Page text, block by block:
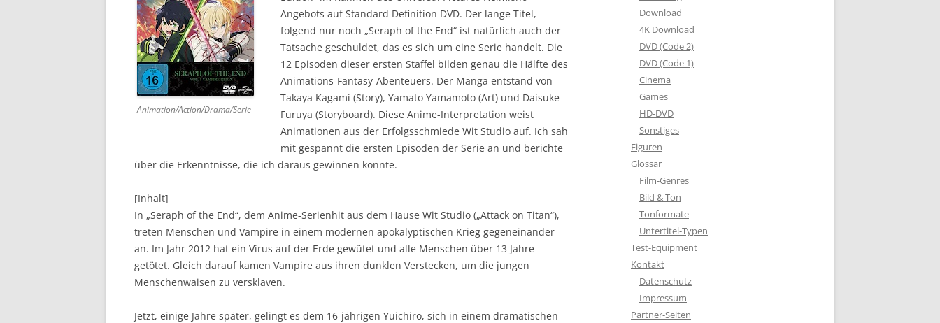
CINEMA
GAMES
HD-DVD
SONSTIGES
Animation/Action/Drama/Serie
Angebots auf Standard Definition DVD. Der lange Titel,
folgend nur noch „Seraph of the End“ ist natürlich auch der
Tatsache geschuldet, das es sich um eine Serie handelt. Die
12 Episoden dieser ersten Staffel bilden genau die Hälfte des
Animations-Fantasy-Abenteuers. Der Manga entstand von
Takaya Kagami (Story), Yamato Yamamoto (Art) und Daisuke
Furuya (Storyboard). Diese Anime-Interpretation weist
Animationen aus der Erfolgsschmiede Wit Studio auf. Ich sah
mit gespannt die ersten Episoden der Serie an und berichte
über die Erkenntnisse, die ich daraus gewinnen konnte.
[Inhalt]
In „Seraph of the End“, dem Anime-Serienhit aus dem Hause Wit Studio („Attack on Titan“),
treten Menschen und Vampire in einem modernen apokalyptischen Krieg gegeneinander
an. Im Jahr 2012 hat ein Virus auf der Erde gewütet und alle Menschen über 13 Jahre
getötet. Gleich darauf kamen Vampire aus ihren dunklen Verstecken, um die jungen
Menschenwaisen zu versklaven.
Jetzt, einige Jahre später, gelingt es dem 16-jährigen Yuichiro, sich in einem dramatischen
Download
4K Download
DVD (Code 2)
DVD (Code 1)
Cinema
Games
HD-DVD
Sonstiges
Figuren
Glossar
Film-Genres
Bild & Ton
Tonformate
Untertitel-Typen
Test-Equipment
Kontakt
Datenschutz
Impressum
Partner-Seiten